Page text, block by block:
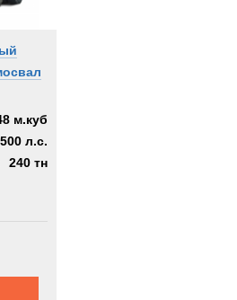
м.куб
л.с.
240 тн